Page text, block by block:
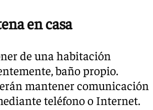
en casa
de una habitación
baño propio.
mantener comunicación
teléfono o Internet.